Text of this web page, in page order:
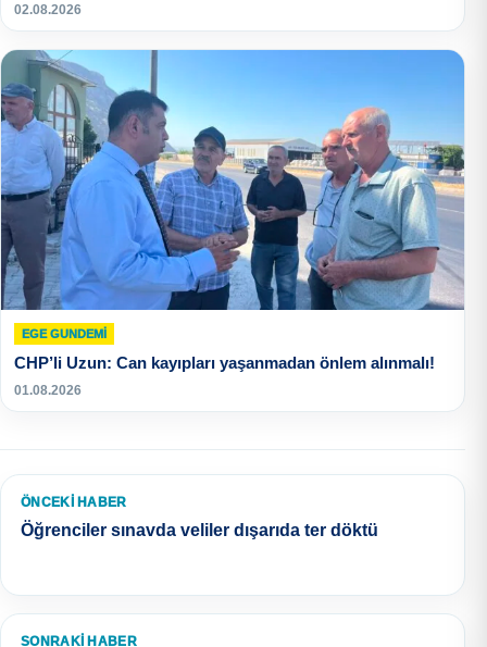
02.08.2026
EGE GUNDEMİ
CHP’li Uzun: Can kayıpları yaşanmadan önlem alınmalı!
01.08.2026
ÖNCEKI HABER
Öğrenciler sınavda veliler dışarıda ter döktü
SONRAKI HABER